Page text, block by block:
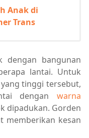
Anak di
Trans
dengan bangunan
lantai. Untuk
tinggi tersebut,
dengan warna
dipadukan. Gorden
memberikan kesan